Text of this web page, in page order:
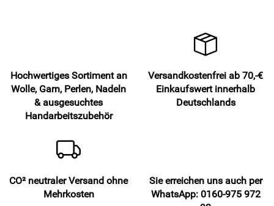
Hochwertiges Sortiment an
Wolle, Garn, Perlen, Nadeln
& ausgesuchtes
Handarbeitszubehör
Versandkostenfrei ab 70,-€
Einkaufswert innerhalb
Deutschlands
CO² neutraler Versand ohne
Mehrkosten
Sie erreichen uns auch per
WhatsApp: 0160-975 972